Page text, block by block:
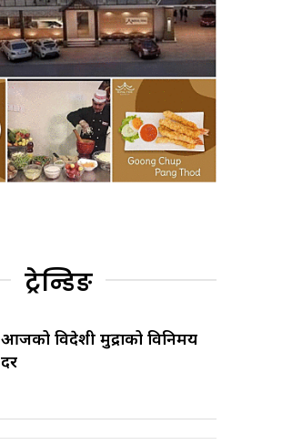
ट्रेन्डिङ
आजको विदेशी मुद्राको विनिमय
दर